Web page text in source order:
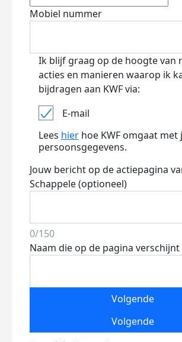
Mobiel nummer
Ik blijf graag op de hoogte van
acties en manieren waarop ik
bijdragen aan KWF via:
E-mail
Lees hier hoe KWF omgaat met
persoonsgegevens.
Jouw bericht op de actiepagina
Schappele (optioneel)
0/150
Naam die op de pagina verschijnt
Volgende
Volgende